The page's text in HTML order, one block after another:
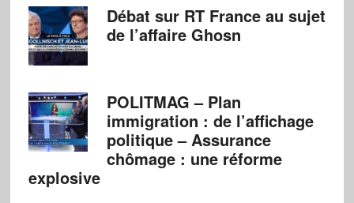
Débat sur RT France au sujet
de l’affaire Ghosn
POLITMAG – Plan
immigration : de l’affichage
politique – Assurance
chômage : une réforme
explosive